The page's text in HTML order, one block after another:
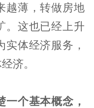
越薄，转做房地
。这也已经上升
体经济服务，
济。
一个基本概念，